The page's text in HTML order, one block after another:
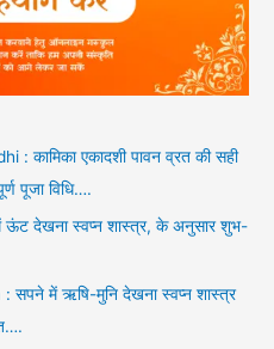
कामिका एकादशी पावन व्रत की सही
पूजा विधि….
देखना स्वप्न शास्त्र, के अनुसार शुभ-
में ऋषि-मुनि देखना स्वप्न शास्त्र